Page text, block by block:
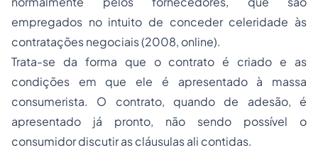
empregados no intuito de conceder celeridade às
contratações negociais (2008, online).
Trata-se da forma que o contrato é criado e as
condições em que ele é apresentado à massa
consumerista. O contrato, quando de adesão, é
apresentado já pronto, não sendo possível o
consumidor discutir as cláusulas ali contidas.